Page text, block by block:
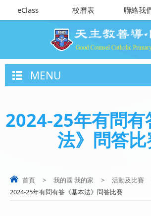
eClass 校曆表 聯絡我
MENU
2024-25年有問有
法》問答
首頁 > 我的國 我的家 > 活動及比賽
2024-25年有問有答《基本法》問答比賽